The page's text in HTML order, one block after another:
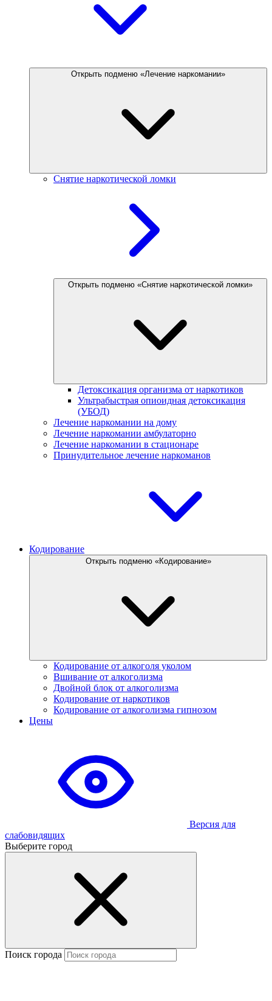
Открыть подменю «Лечение наркомании»
Снятие наркотической ломки
Открыть подменю «Снятие наркотической ломки»
Детоксикация организма от наркотиков
Ультрабыстрая опиоидная детоксикация
(УБОД)
Лечение наркомании на дому
Лечение наркомании амбулаторно
Лечение наркомании в стационаре
Принудительное лечение наркоманов
Кодирование
Открыть подменю «Кодирование»
Кодирование от алкоголя уколом
Вшивание от алкоголизма
Двойной блок от алкоголизма
Кодирование от наркотиков
Кодирование от алкоголизма гипнозом
Цены
Версия для
слабовидящих
Выберите город
Поиск города